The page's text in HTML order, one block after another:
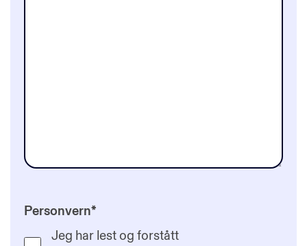
Personvern*
Jeg har lest og forstått